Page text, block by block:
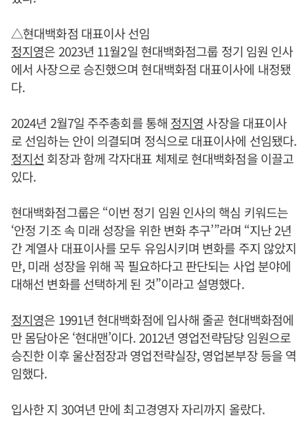
△현대백화점 대표이사 선임
정지영은 2023년 11월2일 현대백화점그룹 정기 임원 인사
에서 사장으로 승진했으며 현대백화점 대표이사에 내정됐
다.
2024년 2월7일 주주총회를 통해 정지영 사장을 대표이사
로 선임하는 안이 의결되며 정식으로 대표이사에 선임됐다.
정지선 회장과 함께 각자대표 체제로 현대백화점을 이끌고
있다.
현대백화점그룹은 “이번 정기 임원 인사의 핵심 키워드는
‘안정 기조 속 미래 성장을 위한 변화 추구’”라며 “지난 2년
간 계열사 대표이사를 모두 유임시키며 변화를 주지 않았지
만, 미래 성장을 위해 꼭 필요하다고 판단되는 사업 분야에
대해선 변화를 선택하게 된 것”이라고 설명했다.
정지영은 1991년 현대백화점에 입사해 줄곧 현대백화점에
만 몸담아온 ‘현대맨’이다. 2012년 영업전략담당 임원으로
승진한 이후 울산점장과 영업전략실장, 영업본부장 등을 역
임했다.
입사한 지 30여년 만에 최고경영자 자리까지 올랐다.